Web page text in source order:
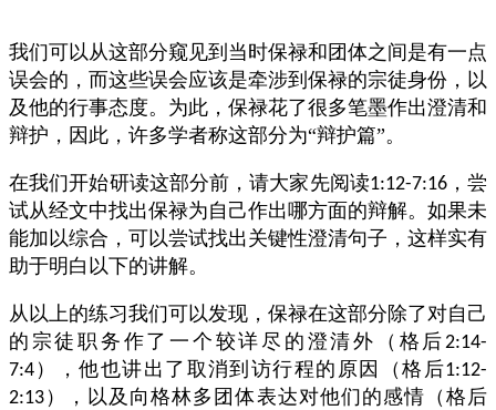
我们可以从这部分窥见到当时保禄和团体之间是有一点
误会的，而这些误会应该是牵涉到保禄的宗徒身份，以
及他的行事态度。为此，保禄花了很多笔墨作出澄清和
辩护，因此，许多学者称这部分为“辩护篇”。
在我们开始研读这部分前，请大家先阅读1:12-7:16，尝
试从经文中找出保禄为自己作出哪方面的辩解。如果未
能加以综合，可以尝试找出关键性澄清句子，这样实有
助于明白以下的讲解。
从以上的练习我们可以发现，保禄在这部分除了对自己
的宗徒职务作了一个较详尽的澄清外（格后2:14-
7:4 ），他也讲出了取消到访行程的原因（格后1:12-
2:13 ），以及向格林多团体表达对他们的感情（格后